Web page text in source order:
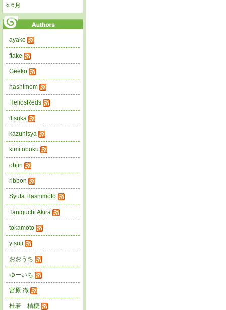
« 6月
ayako
ftake
Geeko
hashimom
HeliosReds
iltsuka
kazuhisya
kimitoboku
ohjin
ribbon
Syuta Hashimoto
Taniguchi Akira
tokamoto
ytsuji
おおうち
ゆーいち
宮原 徹
杜若 桔梗